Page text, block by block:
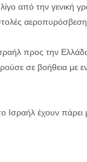
από την γενική
προς την
σε βοήθεια με
Ισραήλ έχουν